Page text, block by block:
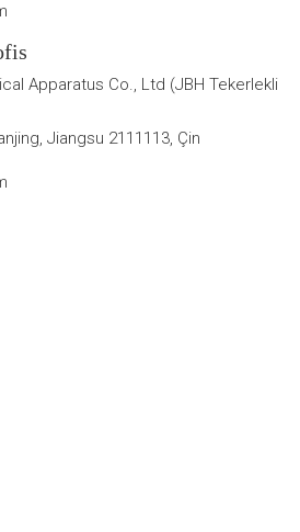
Apparatus Co., Ltd (JBH Tekerlekli
Jiangsu 2111113, Çin